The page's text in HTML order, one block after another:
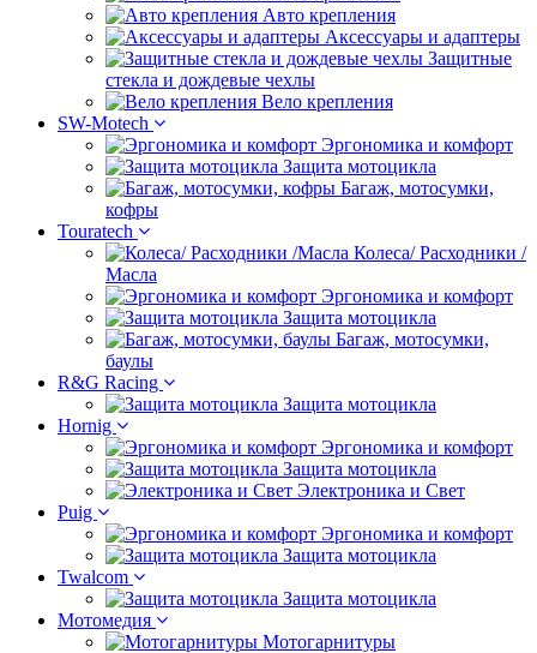
Авто крепления
Аксессуары и адаптеры
Защитные
стекла и дождевые чехлы
Вело крепления
SW-Motech
Эргономика и комфорт
Защита мотоцикла
Багаж, мотосумки,
кофры
Touratech
Колеса/ Расходники /
Масла
Эргономика и комфорт
Защита мотоцикла
Багаж, мотосумки,
баулы
R&G Racing
Защита мотоцикла
Hornig
Эргономика и комфорт
Защита мотоцикла
Электроника и Свет
Puig
Эргономика и комфорт
Защита мотоцикла
Twalcom
Защита мотоцикла
Мотомедия
Мотогарнитуры